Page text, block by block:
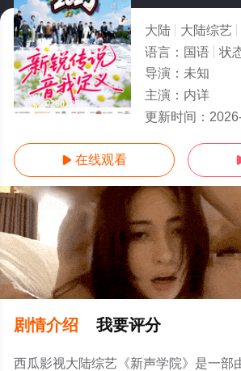
更新20260129
大陆 大陆综艺
语言： 国语 状
导演： 未知
主演： 内详
更新时间：
 在线观看
剧情介绍 我要评分
西瓜影视大陆综艺《新声学院》是一部